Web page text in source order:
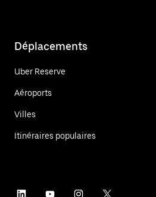
Déplacements
Uber Reserve
Aéroports
Villes
Itinéraires populaires